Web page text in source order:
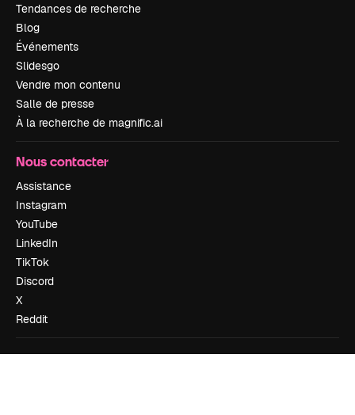
Tendances de recherche
Blog
Événements
Slidesgo
Vendre mon contenu
Salle de presse
À la recherche de magnific.ai
Nous contacter
Assistance
Instagram
YouTube
LinkedIn
TikTok
Discord
X
Reddit